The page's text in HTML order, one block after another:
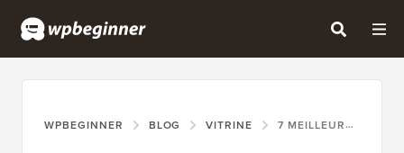
WPBEGINNER BLOG VITRINE 7 MEILLEURES APPLICATIONS DE NUMÉROS DE TÉLÉPHONE VIRTUELS POUR ENTREPRISES EN 2026 (GRATUITES ET PAYANTES)